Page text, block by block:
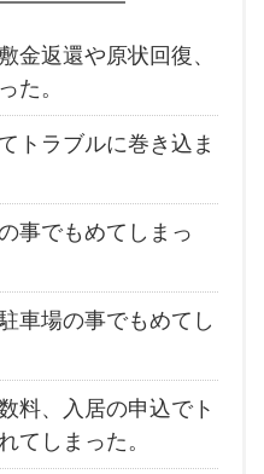
金返還や原状回復、
た。
トラブルに巻き込ま
事でもめてしまっ
車場の事でもめてし
料、入居の申込でト
てしまった。